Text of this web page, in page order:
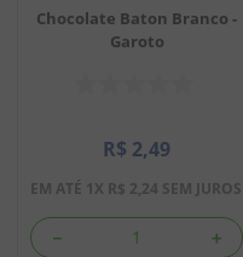
Chocolate Baton Branco -
Garoto
R$ 2,49
EM ATÉ 1X R$ 2,24 SEM JUROS
＋
－